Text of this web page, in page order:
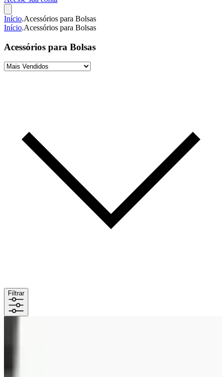
Início.Acessórios para Bolsas
Início.Acessórios para Bolsas
Acessórios para Bolsas
Filtrar